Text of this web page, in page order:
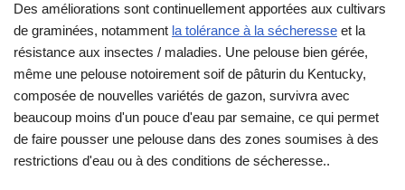
Des améliorations sont continuellement apportées aux cultivars
de graminées, notamment la tolérance à la sécheresse et la
résistance aux insectes / maladies. Une pelouse bien gérée,
même une pelouse notoirement soif de pâturin du Kentucky,
composée de nouvelles variétés de gazon, survivra avec
beaucoup moins d'un pouce d'eau par semaine, ce qui permet
de faire pousser une pelouse dans des zones soumises à des
restrictions d'eau ou à des conditions de sécheresse..